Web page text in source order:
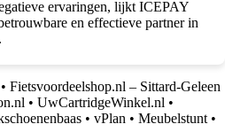
ervaringen, lijkt ICEPAY
en effectieve partner in
• Fietsvoordeelshop.nl – Sittard-Geleen
• UwCartridgeWinkel.nl •
• vPlan • Meubelstunt •